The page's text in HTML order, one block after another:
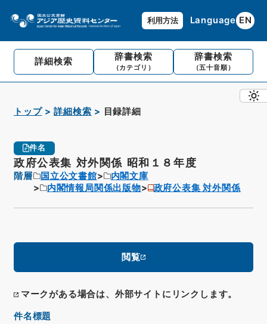
利用方法 Language EN
詳細検索 辞書検索
（カテゴリ）
辞書検索
（五十音順）
トップ 詳細検索 目録詳細
件名
政府公表集 対外関係 昭和１８年度
階層 国立公文書館
内閣文庫
内閣情報局関係出版物
政府公表集 対外関係
閲覧
マークがある場合は、外部サイトにリンクします。
件名標題